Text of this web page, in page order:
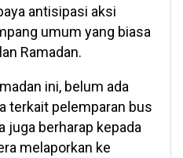
antisipasi aksi
umum yang biasa
Ramadan.
ini, belum ada
terkait pelemparan bus
juga berharap kepada
melaporkan ke